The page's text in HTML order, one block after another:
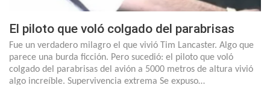
El piloto que voló colgado del parabrisas
Fue un verdadero milagro el que vivió Tim Lancaster. Algo que
parece una burda ficción. Pero sucedió: el piloto que voló
colgado del parabrisas del avión a 5000 metros de altura vivió
algo increíble. Supervivencia extrema Se expuso…